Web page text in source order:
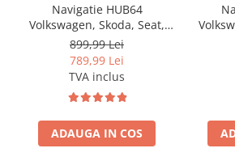
Navigatie HUB64
Volkswagen, Skoda, Seat,
2GB RAM, Android, GPS, Wi-
FI, Carplay, Android Auto,
USB, Bluetooth, Radio,
Waze, Touchscreen, 9 inch
899,99 Lei
789,99 Lei
TVA inclus
ADAUGA IN COS
2GB
FI,
Waze,